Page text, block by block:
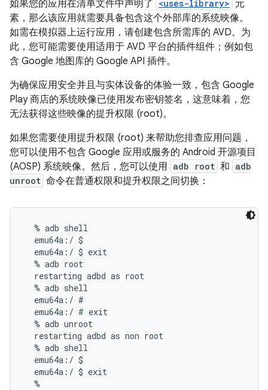
如果您的应用在清单文件中声明了 <uses-library> 元
素，那么该应用就需要具备包含这个外部库的系统映像。
如需在模拟器上运行应用，请创建包含所需库的 AVD。为
此，您可能需要使用适用于 AVD 平台的插件组件；例如包
含 Google 地图库的 Google API 插件。
为确保应用安全并且与实体设备的体验一致，包含 Google
Play 商店的系统映像已使用发布密钥签名，这意味着，您
无法获得这些映像的提升权限 (root)。
如果您需要使用提升权限 (root) 来帮助您排查应用问题，
您可以使用不包含 Google 应用或服务的 Android 开源项目
(AOSP) 系统映像。然后，您可以使用 adb root 和 adb
unroot 命令在普通权限和提升权限之间切换：
  % adb shell
  emu64a:/ $
  emu64a:/ $ exit
  % adb root
  restarting adbd as root
  % adb shell
  emu64a:/ #
  emu64a:/ # exit
  % adb unroot
  restarting adbd as non root
  % adb shell
  emu64a:/ $
  emu64a:/ $ exit
  %